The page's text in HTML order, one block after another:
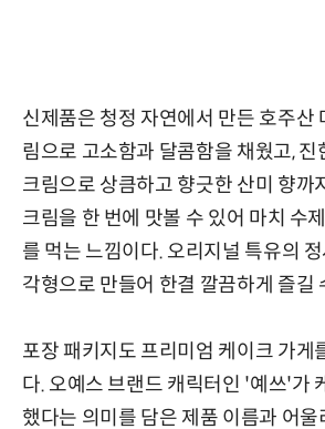
신제품은 청정 자연에서 만든 호주산
림으로 고소함과 달콤함을 채웠고, 진
크림으로 상큼하고 향긋한 산미 향까
크림을 한 번에 맛볼 수 있어 마치 수
를 먹는 느낌이다. 오리지널 특유의
각형으로 만들어 한결 깔끔하게 즐길
포장 패키지도 프리미엄 케이크 가게
다. 오예스 브랜드 캐릭터인 '예쓰'가
했다는 의미를 담은 제품 이름과 어